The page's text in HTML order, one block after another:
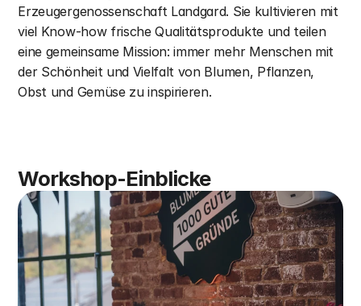
Erzeugergenossenschaft Landgard. Sie kultivieren mit
viel Know-how frische Qualitätsprodukte und teilen
eine gemeinsame Mission: immer mehr Menschen mit
der Schönheit und Vielfalt von Blumen, Pflanzen,
Obst und Gemüse zu inspirieren.
Workshop-Einblicke